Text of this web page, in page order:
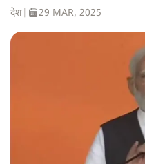
देश 29 MAR, 2025